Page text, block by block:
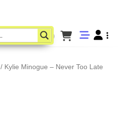
/ Kylie Minogue – Never Too Late